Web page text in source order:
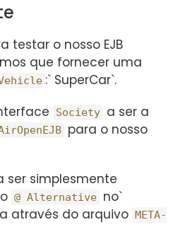
testar o nosso EJB
que fornecer uma
:` SuperCar`.
Society a ser a
para o nosso
ser simplesmente
@ Alternative no`
através do arquivo META-